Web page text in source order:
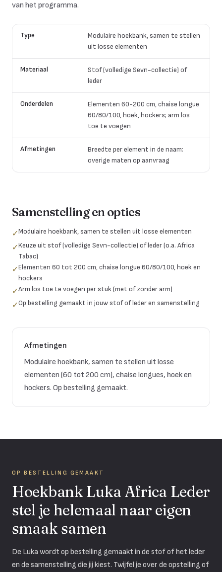
van het programma.
Type
Modulaire hoekbank, samen te stellen
uit losse elementen
Materiaal
Stof (volledige Sevn-collectie) of
leder
Onderdelen
Elementen 60-200 cm, chaise longue
60/80/100, hoek, hockers; arm los
toe te voegen
Afmetingen
Breedte per element in de naam;
overige maten op aanvraag
Samenstelling en opties
✓Modulaire hoekbank, samen te stellen uit losse elementen
✓Keuze uit stof (volledige Sevn-collectie) of leder (o.a. Africa
Tabac)
✓Elementen 60 tot 200 cm, chaise longue 60/80/100, hoek en
hockers
✓Arm los toe te voegen per stuk (met of zonder arm)
✓Op bestelling gemaakt in jouw stof of leder en samenstelling
Afmetingen
Modulaire hoekbank, samen te stellen uit losse
elementen (60 tot 200 cm), chaise longues, hoek en
hockers. Op bestelling gemaakt.
OP BESTELLING GEMAAKT
Hoekbank Luka Africa Leder
stel je helemaal naar eigen
smaak samen
De Luka wordt op bestelling gemaakt in de stof of het leder
en de samenstelling die jij kiest. Twijfel je over de opstelling of